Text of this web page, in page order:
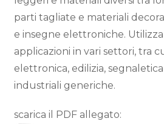
parti tagliate e materiali
e insegne elettroniche.
applicazioni in vari settori, tra
elettronica, edilizia,
industriali generiche.
scarica il PDF allegato: